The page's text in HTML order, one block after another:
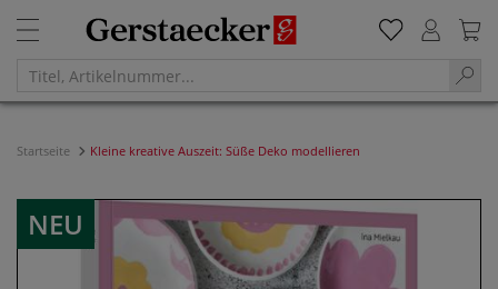
Startseite Kleine kreative Auszeit: Süße Deko modellieren
NEU